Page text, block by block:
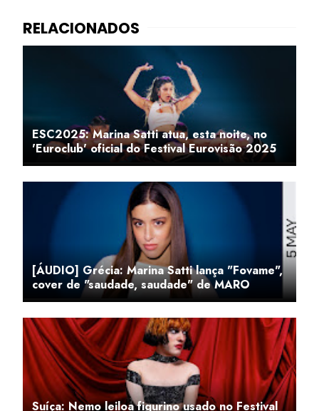
ESC2025: Marina Satti atua, esta noite, no
'Euroclub' oficial do Festival Eurovisão 2025
[ÁUDIO] Grécia: Marina Satti lança "Fovame",
cover de "saudade, saudade" de MARO
Suíça: Nemo leiloa figurino usado no Festival